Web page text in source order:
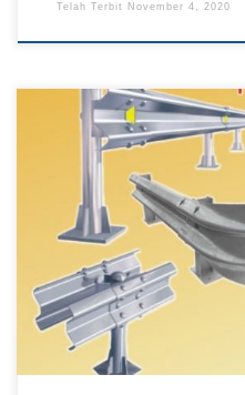
Telah Terbit
November 4, 2020